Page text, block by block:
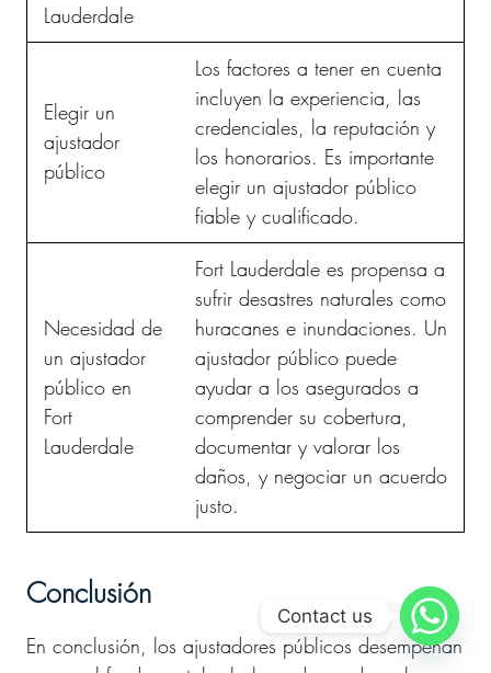
Lauderdale
Elegir un
ajustador
público
Los factores a tener en cuenta
incluyen la experiencia, las
credenciales, la reputación y
los honorarios. Es importante
elegir un ajustador público
fiable y cualificado.
Necesidad de
un ajustador
público en
Fort
Lauderdale
Fort Lauderdale es propensa a
sufrir desastres naturales como
huracanes e inundaciones. Un
ajustador público puede
ayudar a los asegurados a
comprender su cobertura,
documentar y valorar los
daños, y negociar un acuerdo
justo.
Conclusión
En conclusión, los ajustadores públicos desempeñan
Contact us